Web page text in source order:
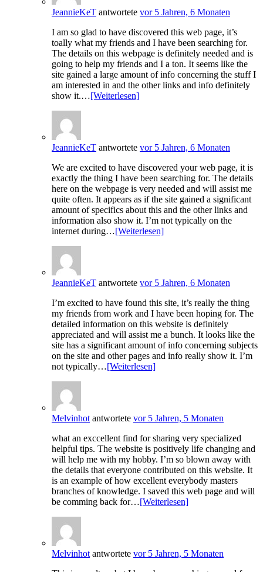
JeannieKeT antwortete vor 5 Jahren, 6 Monaten
I am so glad to have discovered this web page, it’s
toally what my friends and I have been searching for.
The details on this webpage is definitely needed and is
going to help my friends and I a ton. It seems like the
site gained a large amount of info concerning the stuff I
am interested in and the other links and info definitely
show it.…[Weiterlesen]
JeannieKeT antwortete vor 5 Jahren, 6 Monaten
We are excited to have discovered your web page, it is
exactly the thing I have been searching for. The details
here on the webpage is very needed and will assist me
quite often. It appears as if the site gained a significant
amount of specifics about this and the other links and
information also show it. I’m not typically on the
internet during…[Weiterlesen]
JeannieKeT antwortete vor 5 Jahren, 6 Monaten
I’m excited to have found this site, it’s really the thing
my friends from work and I have been hoping for. The
detailed information on this website is definitely
appreciated and will assist me a bunch. It looks like the
site has a significant amount of info concerning subjects
on the site and other pages and info really show it. I’m
not typically…[Weiterlesen]
Melvinhotantwortete vor 5 Jahren, 5 Monaten
what an exccellent find for sharing very specialized
helpful tips. The website is positively life changing and
will help me with my hobby. I’m so blown away with
the details that everyone contributed on this website. It
is an example of how excellent everybody masters
branches of knowledge. I saved this web page and will
be comming back for…[Weiterlesen]
Melvinhotantwortete vor 5 Jahren, 5 Monaten